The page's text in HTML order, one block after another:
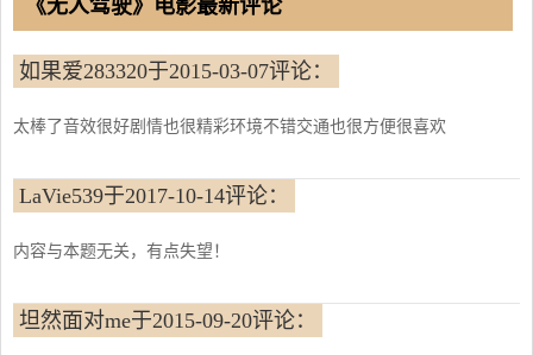
《无人驾驶》电影最新评论
如果爱283320于2015-03-07评论：
太棒了音效很好剧情也很精彩环境不错交通也很方便很喜欢
LaVie539于2017-10-14评论：
内容与本题无关，有点失望！
坦然面对me于2015-09-20评论：